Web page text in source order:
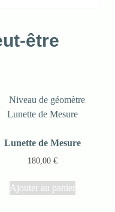
être
Lunette de Mesure
180,00 €
Ajouter au panier